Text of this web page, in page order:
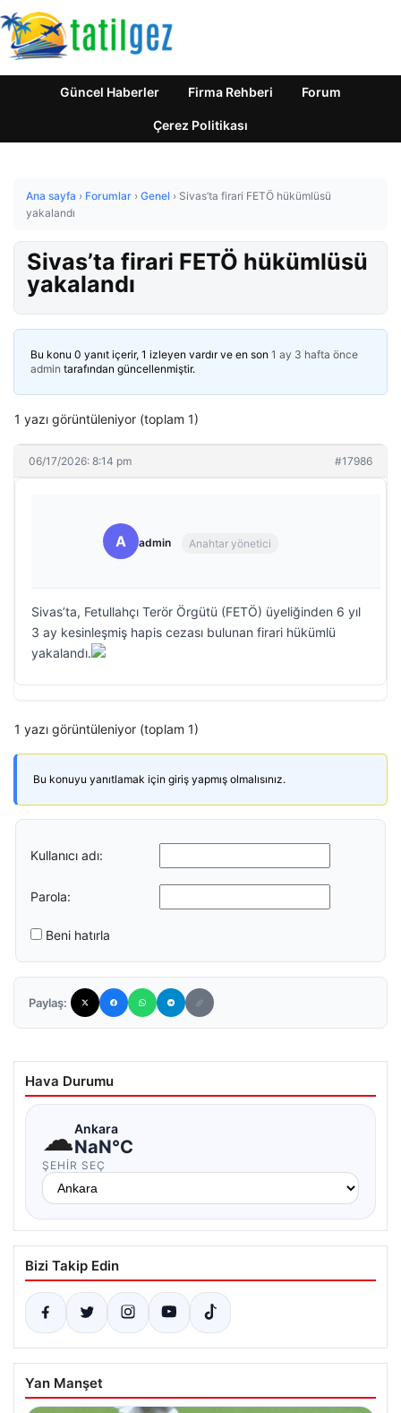
Güncel Haberler Firma Rehberi Forum
Çerez Politikası
Ana sayfa › Forumlar › Genel › Sivas’ta firari FETÖ hükümlüsü
yakalandı
Sivas’ta firari FETÖ hükümlüsü
yakalandı
Bu konu 0 yanıt içerir, 1 izleyen vardır ve en son 1 ay 3 hafta önce
admin tarafından güncellenmiştir.
1 yazı görüntüleniyor (toplam 1)
06/17/2026: 8:14 pm #17986
A admin Anahtar yönetici
Sivas’ta, Fetullahçı Terör Örgütü (FETÖ) üyeliğinden 6 yıl
3 ay kesinleşmiş hapis cezası bulunan firari hükümlü
yakalandı.
1 yazı görüntüleniyor (toplam 1)
Bu konuyu yanıtlamak için giriş yapmış olmalısınız.
Kullanıcı adı:
Parola:
Beni hatırla
Paylaş:
Hava Durumu
☁Ankara
NaN°C
ŞEHIR SEÇ
Bizi Takip Edin
Yan Manşet